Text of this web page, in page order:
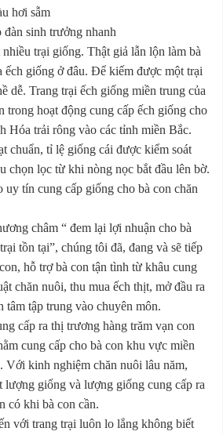
hơi sẫm
sinh trưởng nhanh
trại giống. Thật giả lẫn lộn làm bà
ếch giống ở đâu. Để kiếm được một trại
dễ. Trang trại ếch giống miền trung của
trong hoạt động cung cấp ếch giống cho
Hóa trải rông vào các tỉnh miền Bắc.
chuẩn, tỉ lệ giống cái được kiểm soát
chọn lọc từ khi nòng nọc bắt đầu lên bờ.
uy tín cung cấp giống cho bà con chăn
châm “ đem lại lợi nhuận cho bà
tồn tại”, chúng tôi đã, đang và sẽ tiếp
hỗ trợ bà con tận tình từ khâu cung
chăn nuôi, thu mua ếch thịt, mở đầu ra
tâm tập trung vào chuyên môn.
cấp ra thị trương hàng trăm vạn con
cung cấp cho bà con khu vực miền
Với kinh nghiệm chăn nuôi lâu năm,
lượng giống và lượng giống cung cấp ra
có khi bà con cần.
với trang trại luôn lo lắng không biết